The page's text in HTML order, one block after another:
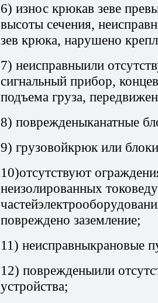
6) износ крюкав зеве
высоты сечения,
зев крюка, нарушено
7) неисправныили
сигнальный прибор,
подъема груза,
8) поврежденыканатные
9) грузовойкрюк или
10)отсутствуют
неизолированных
повреждено заземление;
11) неисправныкрановые
12) поврежденыили
устройства;